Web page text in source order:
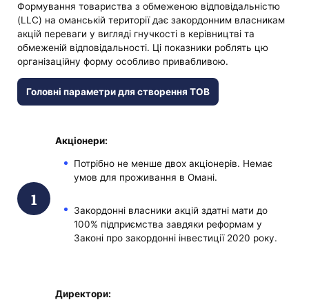
Формування товариства з обмеженою відповідальністю
(LLC) на оманській території дає закордонним власникам
акцій переваги у вигляді гнучкості в керівництві та
обмеженій відповідальності. Ці показники роблять цю
організаційну форму особливо привабливою.
Головні параметри для створення ТОВ
Акціонери:
Потрібно не менше двох акціонерів. Немає
умов для проживання в Омані.
Закордонні власники акцій здатні мати до
100% підприємства завдяки реформам у
Законі про закордонні інвестиції 2020 року.
Директори: